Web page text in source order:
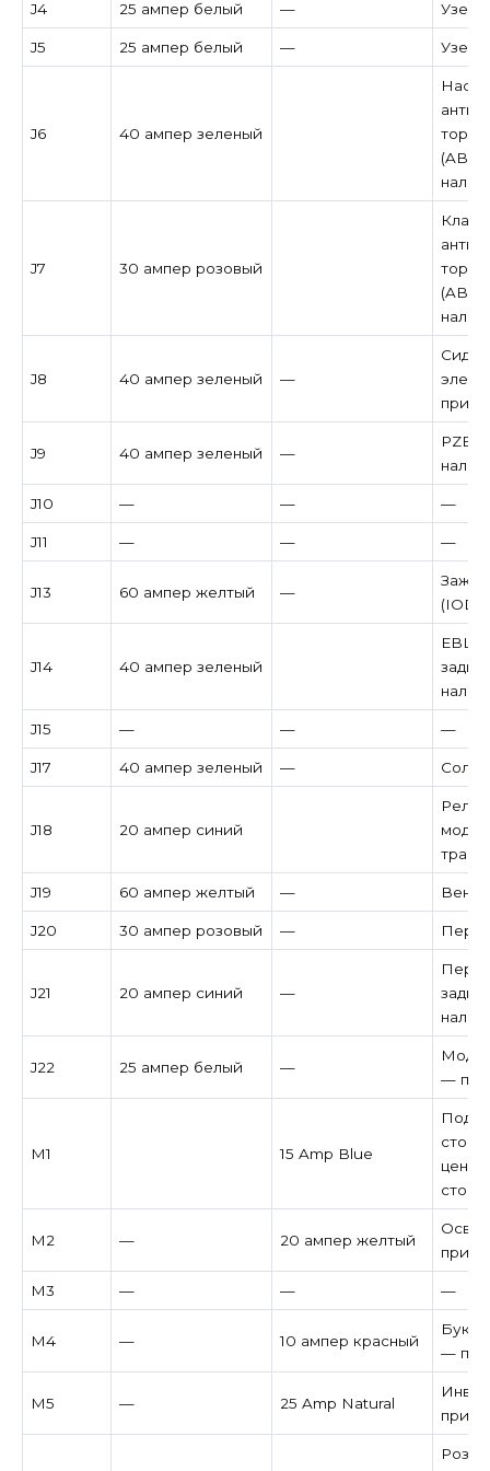
J4 25 ампер белый — Узел
J5 25 ампер белый — Узел
J6 40 ампер зеленый
Насос
(ABS)
J7 30 ампер розовый
(ABS)
J8 40 ампер зеленый —
при
J9 40 ампер зеленый —
J10 — — —
J11 — — —
J13 60 ампер желтый —
(IOD)
J14 40 ампер зеленый
EBL
J15 — — —
J17 40 ампер зеленый —
J18 20 ампер синий
Реле
J19 60 ампер желтый —
J20 30 ампер розовый —
J21 20 ампер синий —
J22 25 ампер белый —
— при
M1 15 Amp Blue
стоп-
стоп-
M2 — 20 ампер желтый
при
M3 — — —
M4 — 10 ампер красный
— при
M5 — 25 Amp Natural
при